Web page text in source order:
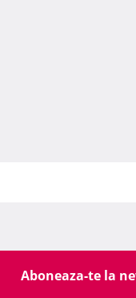
Aboneaza-te la